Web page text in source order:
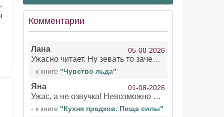
Комментарии
Лана 05-08-2026
Ужасно читает. Ну зевать то зачем. Уже не говорю, что ударения ставит, как хочет.
- к книге "Чувство льда"
Яна 01-08-2026
Ужас, а не озвучка! Невозможно вникать в смысл текста из за кривляний чтеца
- к книге "Кухня предков. Пища силы"